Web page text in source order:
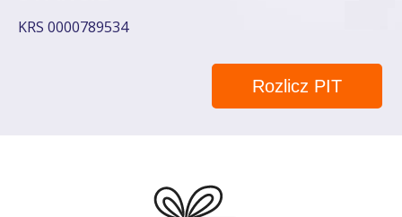
KRS 0000789534
Rozlicz PIT